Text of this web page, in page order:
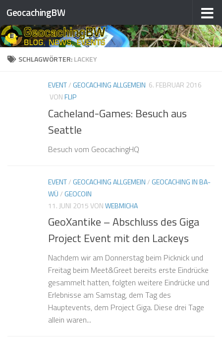
Zum Inhalt springen
GeocachingBW
SCHLAGWÖRTER:LACKEY
EVENT/ GEOCACHING ALLGEMEIN 6. FEBRUAR 2016
VONFLIP
Cacheland-Games: Besuch aus
Seattle
Besuch vom GeocachingHQ
EVENT/ GEOCACHING ALLGEMEIN/ GEOCACHING IN BA-
WÜ/ GEOCOIN
11. JUNI 2015VONWEBMICHA
GeoXantike – Abschluss des Giga
Project Event mit den Lackeys
Nachdem wir am Donnerstag beim Picknick und
Freitag beim Meet&Greet bereits erste Eindrücke
gesammelt hatten, folgten weitere Eindrücke und
Erlebnisse am Samstag, dem Tag des
Hauptevents, dem Project Giga. Diese drei Tage
allein waren...